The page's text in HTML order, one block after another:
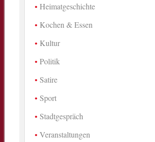
Heimatgeschichte
Kochen & Essen
Kultur
Politik
Satire
Sport
Stadtgespräch
Veranstaltungen